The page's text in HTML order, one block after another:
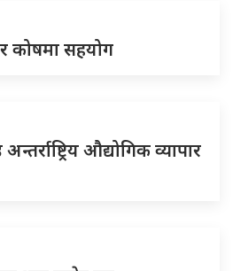
कोषमा सहयोग
औद्योगिक व्यापार